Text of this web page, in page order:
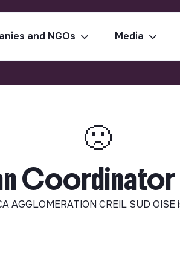
and NGOs Media
🙁
Coordinator
AGGLOMERATION CREIL SUD OISE